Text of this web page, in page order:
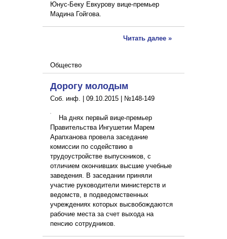
Юнус-Беку Евкурову вице-премьер
Мадина Гойгова.
Читать далее »
Общество
Дорогу молодым
Соб. инф. | 09.10.2015 №148-149
На днях первый вице-премьер
Правительства Ингушетии Марем
Арапханова провела заседание
комиссии по содействию в
трудоустройстве выпускников, с
отличием окончивших высшие учебные
заведения. В заседании приняли
участие руководители министерств и
ведомств, в подведомственных
учреждениях которых высвобождаются
рабочие места за счет выхода на
пенсию сотрудников.